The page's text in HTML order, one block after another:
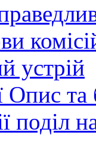
устрій
Опис та
поділ